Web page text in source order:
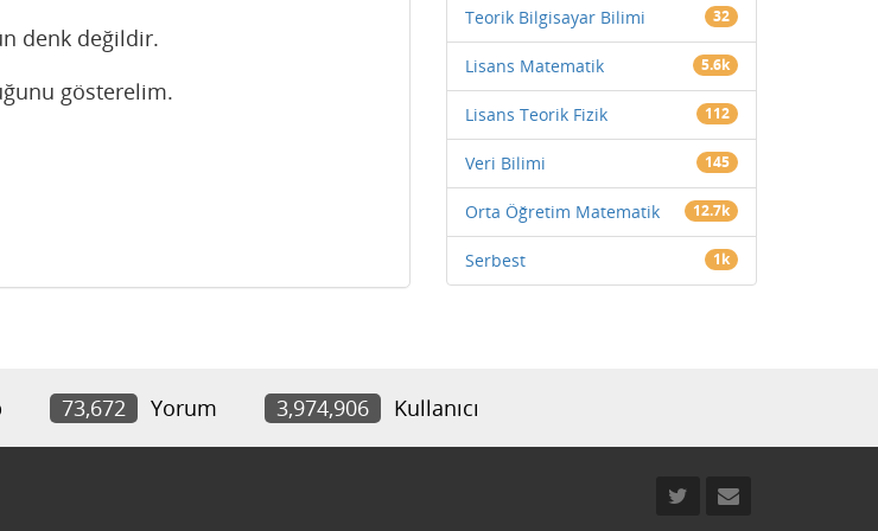
denk değildir.
gösterelim.
Teorik Bilgisayar Bilimi 32
Lisans Matematik 5.6k
Lisans Teorik Fizik 112
Veri Bilimi 145
Orta Öğretim Matematik 12.7k
Serbest 1k
73,672 Yorum 3,974,906 Kullanıcı